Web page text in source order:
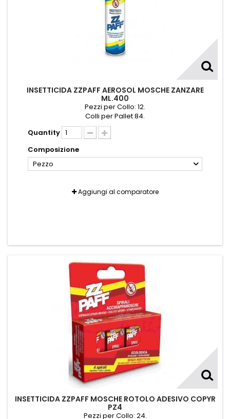
INSETTICIDA ZZPAFF AEROSOL MOSCHE ZANZARE
ML.400
Pezzi per Collo: 12.
Colli per Pallet 84.
Quantity
Composizione
Pezzo
Aggiungi al comparatore
INSETTICIDA ZZPAFF MOSCHE ROTOLO ADESIVO COPYR
PZ4
Pezzi per Collo: 24.